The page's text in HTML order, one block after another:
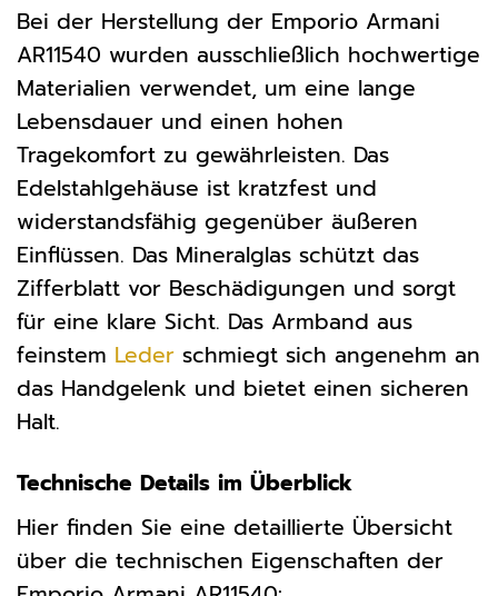
Bei der Herstellung der Emporio Armani
AR11540 wurden ausschließlich hochwertige
Materialien verwendet, um eine lange
Lebensdauer und einen hohen
Tragekomfort zu gewährleisten. Das
Edelstahlgehäuse ist kratzfest und
widerstandsfähig gegenüber äußeren
Einflüssen. Das Mineralglas schützt das
Zifferblatt vor Beschädigungen und sorgt
für eine klare Sicht. Das Armband aus
feinstem Leder schmiegt sich angenehm an
das Handgelenk und bietet einen sicheren
Halt.
Technische Details im Überblick
Hier finden Sie eine detaillierte Übersicht
über die technischen Eigenschaften der